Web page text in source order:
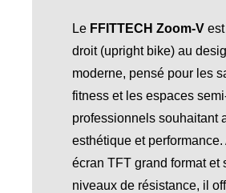
Le FFITTECH Zoom-Vest
droit (upright bike) au
moderne, pensé pour les
fitness et les espaces
professionnels souhaitant
esthétique et performance.
écran TFT grand format et
niveaux de résistance, il